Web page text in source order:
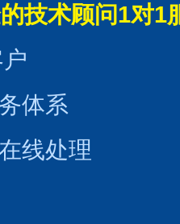
技术顾问1对1
体系
线处理